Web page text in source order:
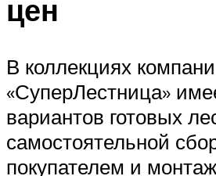
цен
В коллекциях
«СуперЛестница»
вариантов готовых
самостоятельной
покупателем и